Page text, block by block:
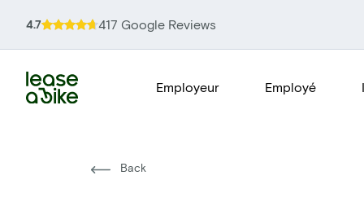
4.7 417 Google Reviews
Employeur Employé
Back